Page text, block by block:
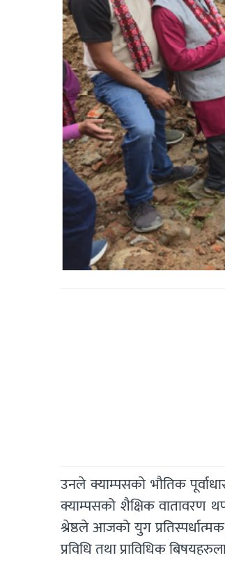
उनले क्याम्पसकाे भौतिक
क्याम्पसको शैक्षिक वातावरण
श्रेष्ठले आजको युग
प्रविधि तथा प्राविधिक